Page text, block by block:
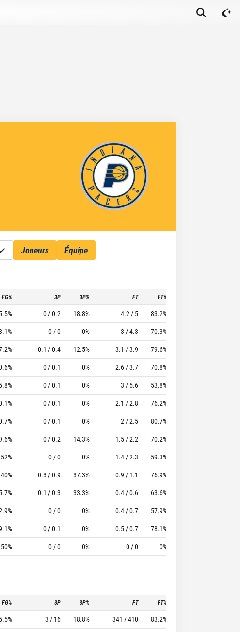
Joueurs Équipe
FG% 3P 3P% FT FT%
0 / 0.2 18.8% 4.2 / 5 83.2%
0 / 0 0% 3 / 4.3 70.3%
0.1 / 0.4 12.5% 3.1 / 3.9 79.6%
0 / 0.1 0% 2.6 / 3.7 70.8%
0 / 0.1 0% 3 / 5.6 53.8%
0 / 0.1 0% 2.1 / 2.8 76.2%
0 / 0.1 0% 2 / 2.5 80.7%
0 / 0.2 14.3% 1.5 / 2.2 70.2%
52% 0 / 0 0% 1.4 / 2.3 59.3%
40% 0.3 / 0.9 37.3% 0.9 / 1.1 76.9%
0.1 / 0.3 33.3% 0.4 / 0.6 63.6%
0 / 0 0% 0.4 / 0.7 57.9%
0 / 0.1 0% 0.5 / 0.7 78.1%
50% 0 / 0 0% 0 / 0 0%
FG% 3P 3P% FT FT%
3 / 16 18.8% 341 / 410 83.2%